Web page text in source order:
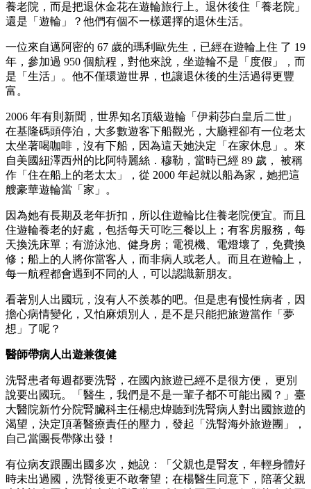
養老院，而是把退休金花在遊輪旅行上。退休後住「養老院」
還是「遊輪」？他們有個不一樣選擇的退休生活。
一位來自邁阿密的 67 歲的瑪利歐先生，已經在遊輪上住 了 19
年，參加過 950 個航程，對他來說，坐遊輪不是「度假」，而
是「生活」。他不僅環遊世界，也讓退休後的生活過得更豐
富。
2006 年有則新聞，世界知名頂級遊輪「伊莉莎白皇后二世」
在基隆碼頭停泊，大多數遊客下船觀光，大廳裡卻有一位老太
太坐著喝咖啡，沒有下船，因為這天她決定「在家休息」。來
自美國紐澤西州的比阿特麗絲．穆勒，當時已經 89 歲， 被稱
作「住在船上的老太太」，從 2000 年起就以船為家，她把這
艘豪華遊輪當「家」。
因為她有長期及老年折扣，所以住遊輪比住養老院便宜。而且
住遊輪養老的好處，包括每天可吃三餐以上；有客房服務，每
天換洗床單；有游泳池、健身房；電視機、電燈壞了，免費換
修；船上的人將你當客人，而非病人或老人。而且在遊輪上，
每一航程都會遇到不同的人，可以認識新朋友。
看著別人出國玩，沒有人不羨慕的吧。但是患有慢性病者，因
擔心病情變化，又怕麻煩別人，是不是只能把旅遊當作「夢
想」了呢？
醫師帶病人出遊兼復健
洗腎患者每週都要洗腎，在國內旅遊已經不是很方便， 更別
說要出國玩。「醫生，我們是不是一輩子都不可能出國？」臺
大醫院新竹分院腎臟科主任楊忠煒聽到洗腎病人對出國旅遊的
渴望，決定頂著醫療責任的壓力，發起「洗腎海外旅遊團」，
自己當團長帶隊出發！
有位病友跟團出國多次，她說：「父親也是腎友，年輕身體好
時未出過國，洗腎後更不敢奢望；在楊醫生同意下，陪著父親